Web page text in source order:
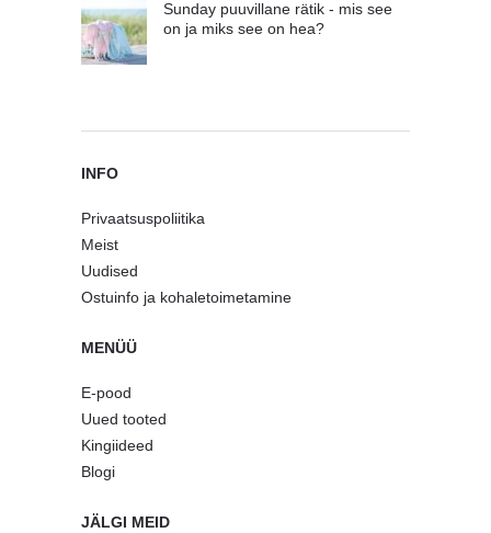
Sunday puuvillane rätik - mis see
on ja miks see on hea?
INFO
Privaatsuspoliitika
Meist
Uudised
Ostuinfo ja kohaletoimetamine
MENÜÜ
E-pood
Uued tooted
Kingiideed
Blogi
JÄLGI MEID